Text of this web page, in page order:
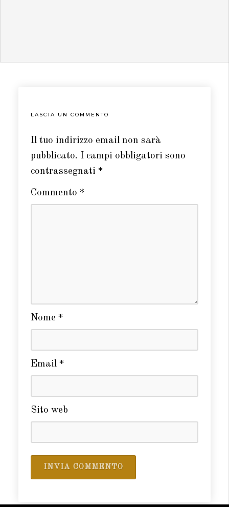
LASCIA UN COMMENTO
Il tuo indirizzo email non sarà
pubblicato. I campi obbligatori sono
contrassegnati *
Commento *
Nome *
Email *
Sito web